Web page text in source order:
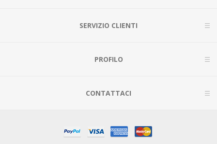
SERVIZIO CLIENTI
PROFILO
CONTATTACI